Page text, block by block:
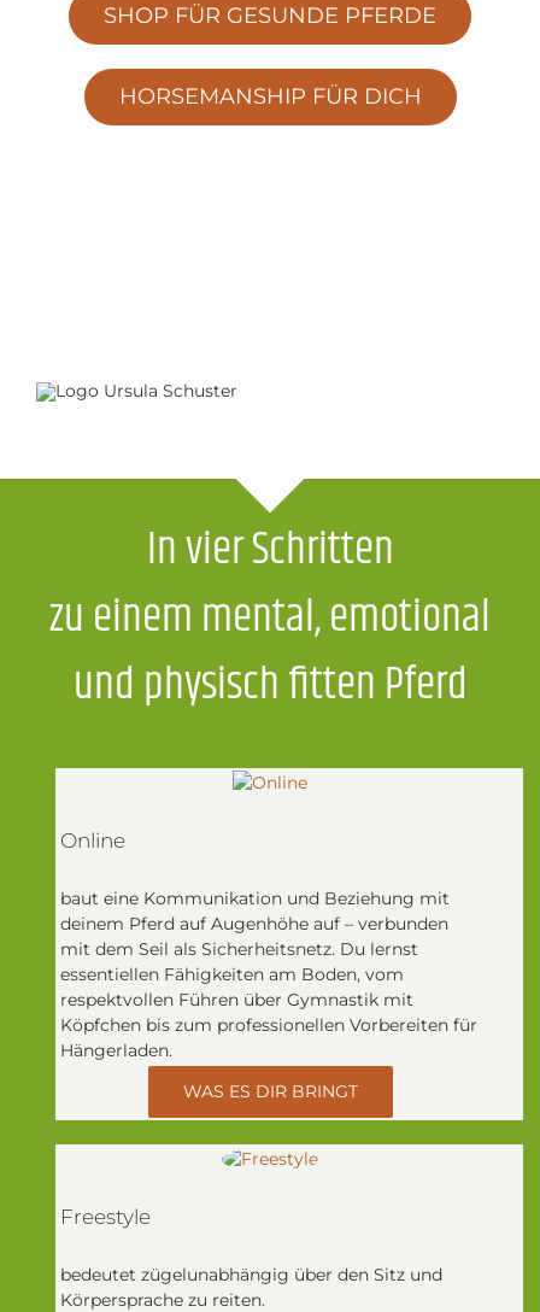
SHOP FÜR GESUNDE PFERDE
HORSEMANSHIP FÜR DICH
In vier Schritten
zu einem mental, emotional
und physisch fitten Pferd
Online
baut eine Kommunikation und Beziehung mit
deinem Pferd auf Augenhöhe auf – verbunden
mit dem Seil als Sicherheitsnetz. Du lernst
essentiellen Fähigkeiten am Boden, vom
respektvollen Führen über Gymnastik mit
Köpfchen bis zum professionellen Vorbereiten für
Hängerladen.
WAS ES DIR BRINGT
Freestyle
bedeutet zügelunabhängig über den Sitz und
Körpersprache zu reiten.